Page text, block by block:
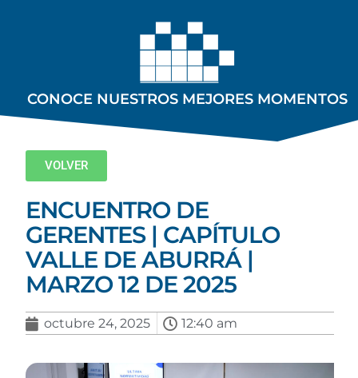
CONOCE NUESTROS MEJORES MOMENTOS
VOLVER
ENCUENTRO DE
GERENTES | CAPÍTULO
VALLE DE ABURRÁ |
MARZO 12 DE 2025
octubre 24, 2025 12:40 am